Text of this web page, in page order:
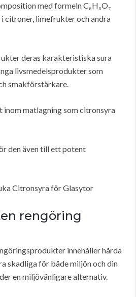
med formeln C₆H₈O₇
citroner, limefrukter och andra
deras karakteristiska sura
livsmedelsprodukter som
smakförstärkare.
inom matlagning som citronsyra
den även till ett potent
Citronsyra för Glasytor
rengöring
innehåller hårda
skadliga för både miljön och din
en miljövänligare alternativ.